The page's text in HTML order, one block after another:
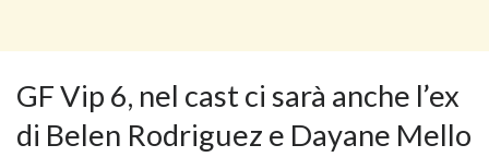
GF Vip 6, nel cast ci sarà anche l’ex
di Belen Rodriguez e Dayane Mello